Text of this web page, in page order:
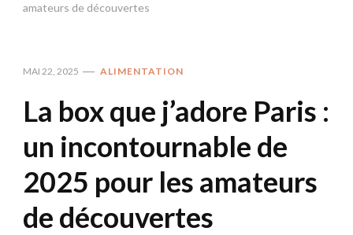
amateurs de découvertes
MAI 22, 2025 ALIMENTATION
La box que j’adore Paris :
un incontournable de
2025 pour les amateurs
de découvertes